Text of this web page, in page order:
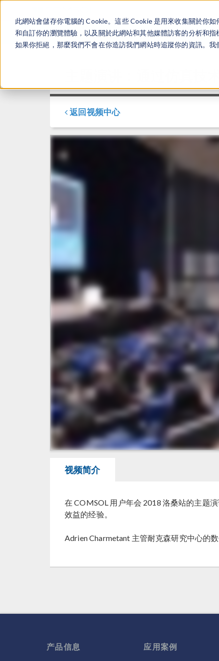
此網站會儲存你電腦的 Cookie。這些 Cookie 是用來收集關於你
和自訂你的瀏覽體驗，以及關於此網站和其他媒體訪客的分析和
如果你拒絕，那麼我們不會在你造訪我們網站時追蹤你的資訊。
主题演讲：通过仿真
返回视频中心
视频简介
在 COMSOL 用户年会 2018 洛桑站的主题
效益的经验。
Adrien Charmetant 主管耐克森研究中心的
产品信息 应用案例